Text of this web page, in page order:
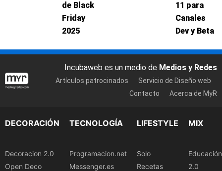
de Black
Friday
2025
11 para
Canales
Dev y Beta
Incubaweb es un medio de Medios y Redes
Artículos patrocinados
Servicio de Diseño web
Contacto
Acerca de MyR
DECORACIÓN
Decoracion 2.0
Open Deco
TECNOLOGÍA
Programacion.net
Messenger.es
LIFESTYLE
Solo
Recetas
MIX
Educación
2.0